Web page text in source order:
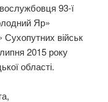
93-ї
Яр»
військ
2015 року
області.